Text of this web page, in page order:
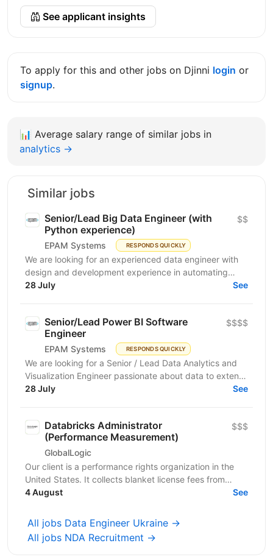
See applicant insights
To apply for this and other jobs on Djinni login or
signup.
📊 Average salary range of similar jobs in
analytics →
Similar jobs
Senior/Lead Big Data Engineer (with
Python experience)
EPAM Systems RESPONDS QUICKLY
$$
We are looking for an experienced data engineer with
design and development experience in automating
scalable and high-performance data processing
28 July See
Senior/Lead Power BI Software
Engineer
EPAM Systems RESPONDS QUICKLY
$$$$
We are looking for a Senior / Lead Data Analytics and
Visualization Engineer passionate about data to extend
our team of professionals. In this role, you...
28 July See
Databricks Administrator
(Performance Measurement)
GlobalLogic
$$$
Our client is a performance rights organization in the
United States. It collects blanket license fees from
businesses that use music, entitling those...
4 August See
All jobs Data Engineer Ukraine →
All jobs NDA Recruitment →